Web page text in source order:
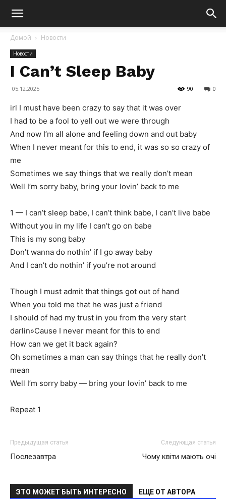
Домой Новости
Новости
I Can’t Sleep Baby
05.12.2025 0
90
irl I must have been crazy to say that it was over
I had to be a fool to yell out we were through
And now I’m all alone and feeling down and out baby
When I never meant for this to end, it was so so crazy of
me
Sometimes we say things that we really don’t mean
Well I’m sorry baby, bring your lovin’ back to me
1 — I can’t sleep babe, I can’t think babe, I can’t live babe
Without you in my life I can’t go on babe
This is my song baby
Don’t wanna do nothin’ if I go away baby
And I can’t do nothin’ if you’re not around
Though I must admit that things got out of hand
When you told me that he was just a friend
I should of had my trust in you from the very start
darlin»Cause I never meant for this to end
How can we get it back again?
Oh sometimes a man can say things that he really don’t
mean
Well I’m sorry baby — bring your lovin’ back to me
Repeat 1
Предыдущая статья
Послезавтра
Следующая статья
Чому квіти мають очі
ЭТО МОЖЕТ БЫТЬ ИНТЕРЕСНО ЕЩЕ ОТ АВТОРА